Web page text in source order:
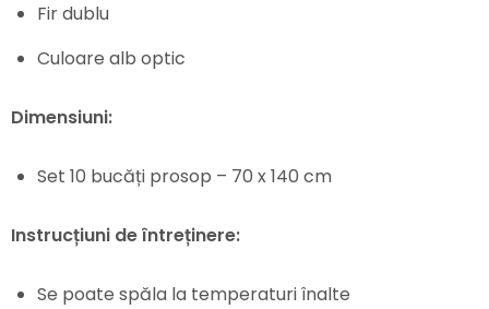
Fir dublu
Culoare alb optic
Dimensiuni:
Set 10 bucăți prosop – 70 x 140 cm
Instrucțiuni de întreținere:
Se poate spăla la temperaturi înalte